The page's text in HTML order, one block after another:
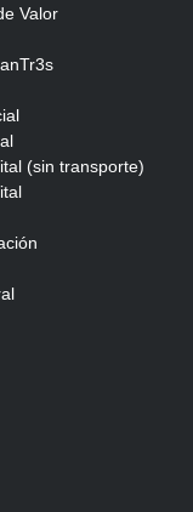
Valor
(sin transporte)